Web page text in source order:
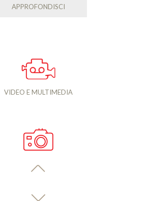
APPROFONDISCI
VIDEO E MULTIMEDIA